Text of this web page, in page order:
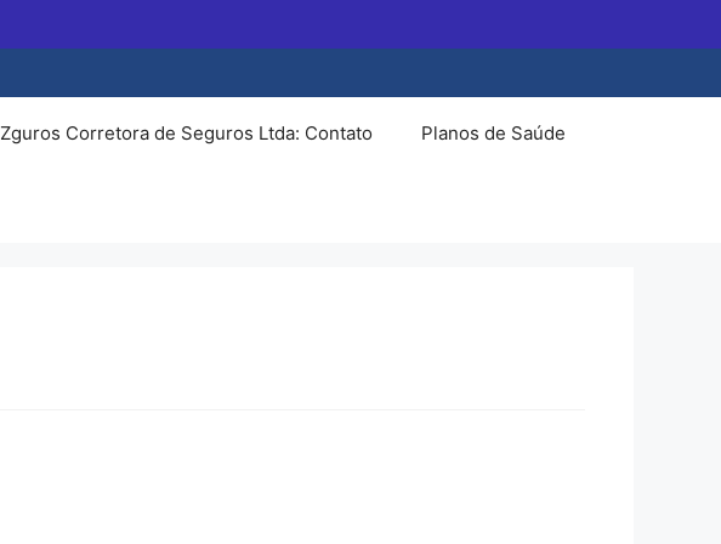
Zguros Corretora de Seguros Ltda: Contato Planos de Saúde